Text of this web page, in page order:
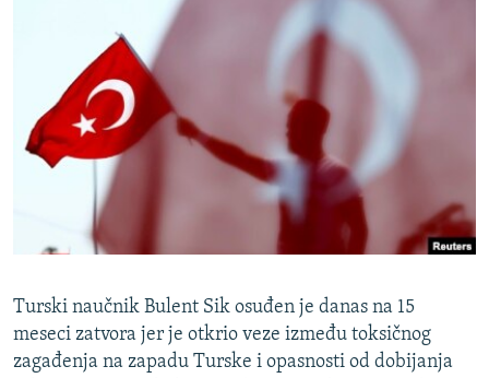
KINA NA BALKANU
RSE PRIČE IZ SVIJETA
ISPRIČAJ MI
DNEVNO@RSE
SPECIJALI RSE
VIŠE OD NASLOVA
GENOCID U SREBRENICI
TV LIBERTY
POST SCRIPTUM
PRATITE NAS
Sve RFE/RL stranice
Turski naučnik Bulent Sik osuđen je danas na 15
meseci zatvora jer je otkrio veze između toksičnog
zagađenja na zapadu Turske i opasnosti od dobijanja